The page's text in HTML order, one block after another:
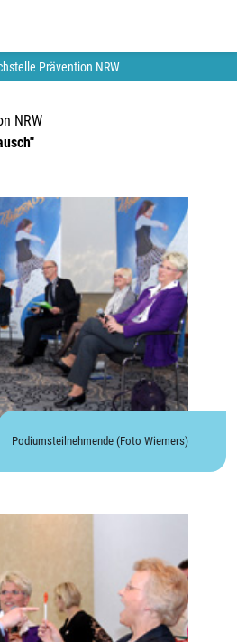
Prävention NRW
NRW
Podiumsteilnehmende (Foto Wiemers)